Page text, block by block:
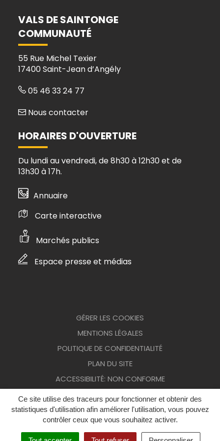
Ce site utilise des traceurs pour fonctionner et obtenir des
statistiques d'utilisation afin améliorer l'utilisation, vous pouvez
contrôler ceux que vous souhaitez activer.
FacebookInstagram
VALS DE SAINTONGE
COMMUNAUTÉ
55 Rue Michel Texier
17400 Saint-Jean d’Angély
05 46 33 24 77
Nous contacter
HORAIRES D'OUVERTURE
Du lundi au vendredi, de 8h30 à 12h30 et de
13h30 à 17h.
Annuaire
Carte interactive
Marchés publics
Espace presse et médias
GÉRER LES COOKIES
MENTIONS LÉGALES
POLITIQUE DE CONFIDENTIALITÉ
PLAN DU SITE
ACCESSIBILITÉ: NON CONFORME